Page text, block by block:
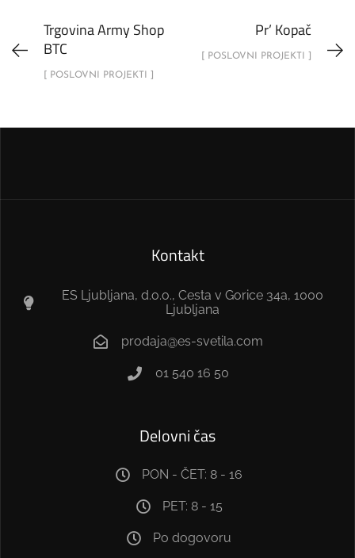
Trgovina Army Shop
BTC
[ POSLOVNI PROJEKTI ]
Pr’ Kopač
[ POSLOVNI PROJEKTI ]
Kontakt
ES Ljubljana, d.o.o., Cesta v Gorice 34a, 1000
Ljubljana
prodaja@es-svetila.com
01 540 16 50
Delovni čas
PON - ČET: 8 - 16
PET: 8 - 15
Po dogovoru